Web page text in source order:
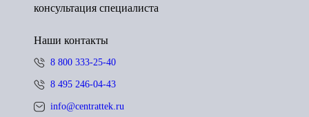
консультация специалиста
Наши контакты
8 800 333-25-40
8 495 246-04-43
info@centrattek.ru